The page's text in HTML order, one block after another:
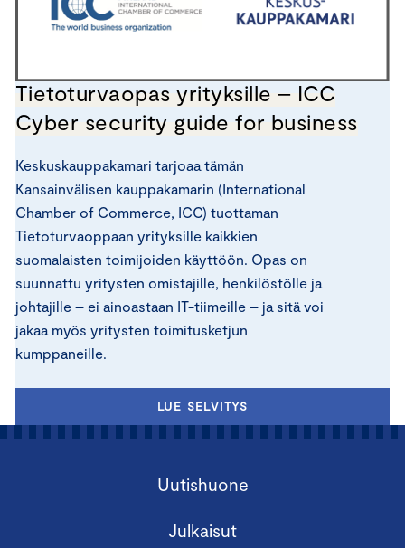
Tietoturvaopas yrityksille – ICC
Cyber security guide for business
Keskuskauppakamari tarjoaa tämän
Kansainvälisen kauppakamarin (International
Chamber of Commerce, ICC) tuottaman
Tietoturvaoppaan yrityksille kaikkien
suomalaisten toimijoiden käyttöön. Opas on
suunnattu yritysten omistajille, henkilöstölle ja
johtajille – ei ainoastaan IT-tiimeille – ja sitä voi
jakaa myös yritysten toimitusketjun
kumppaneille.
LUE SELVITYS
Uutishuone
Julkaisut